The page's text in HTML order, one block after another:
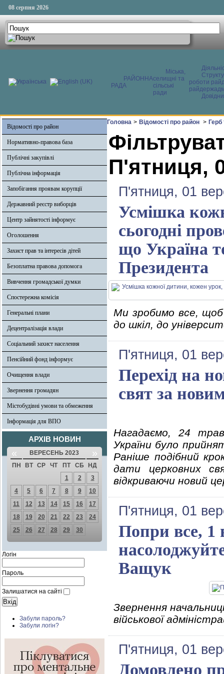
08 серпня 2026
РАЙОННА
РАДА
Міська,
селищні та
сільські
ради
роботи
Відомості про район
Нормативно-правова база
Публічні закупівлі
Публічна інформація
Запобігання проявам корупції
Державний реєстр виборців
Центр зайнятості інформує
Оголошення
Захист прав та інтересів дітей
Безоплатна правова допомога
Вивчення громадської думки
Спостережна комісія
Генеральні плани
Децентралізація влади
Соціальний захист населення
Пенсійний фонд інформує
Очищення влади
Звернення громадян
Містобудівні умови та обмеження
Інформація для ВПО
АРХІВ НОВИН
« ВЕРЕСЕНЬ 2023 »
ПН ВТ СР ЧТ ПТ СБ
НД
1
2
3
4
5 6 7 8 9
10
11
12 13 14 15 16
17
18
19 20 21 22 23
24
25
26 27 28 29 30
Логін
Пароль
Залишатися на сайті
Забули пароль?
Забули логін?
Головна > Відомості про район > Герб
П'ятниця,
П'ятниця, 01
Усмішка
сьогодні
що Україна
Президента
Ми зробимо все, щоб
до шкіл, до
П'ятниця, 01
Перехід на
свят за
Нагадаємо, 24
України було
Раніше подібний
дати церковних
відкриваючи новий
П'ятниця, 01
Попри все, 1
Ващук
Звернення
військової
П'ятниця, 01
Домовлено